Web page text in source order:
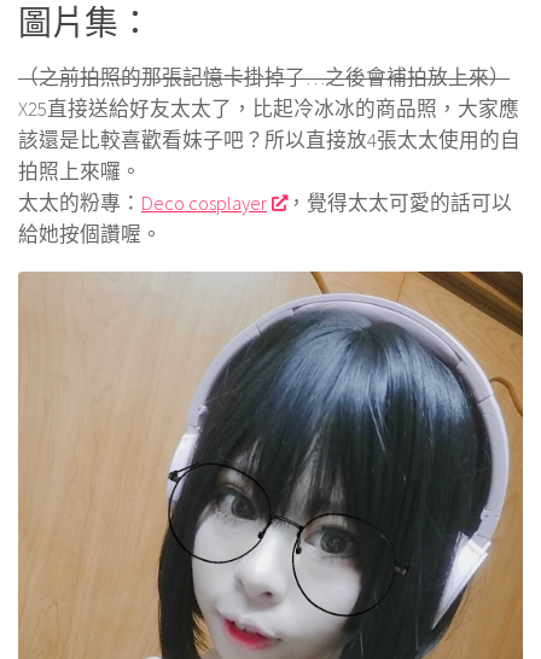
圖片集：
（之前拍照的那張記憶卡掛掉了…之後會補拍放上來）
X25直接送給好友太太了，比起冷冰冰的商品照，大家應
該還是比較喜歡看妹子吧？所以直接放4張太太使用的自
拍照上來囉。
太太的粉專： Deco cosplayer
，覺得太太可愛的話可以
給她按個讚喔。